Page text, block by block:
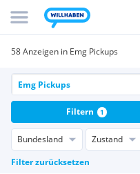
58 Anzeigen in Emg Pickups
Bundesland Zustand
Filter zurücksetzen
Filtern 1